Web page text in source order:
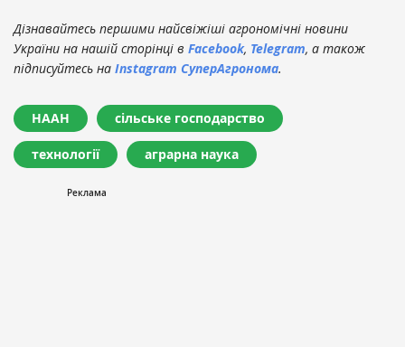
Дізнавайтесь першими найсвіжіші агрономічні новини
України на нашій сторінці в Facebook, Telegram, а також
підписуйтесь на Instagram СуперАгронома.
НААН сільське господарство
технології аграрна наука